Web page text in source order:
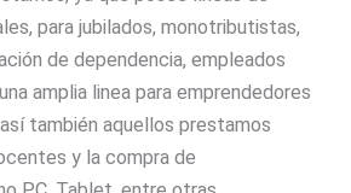
para jubilados, monotributistas,
de dependencia, empleados
amplia linea para emprendedores
también aquellos prestamos
y la compra de